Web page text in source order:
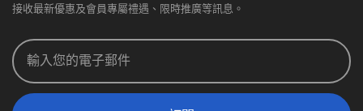
接收最新優惠及會員專屬禮遇、限時推廣等訊息。